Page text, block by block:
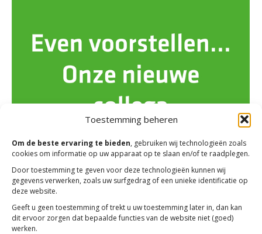
Toestemming beheren
Om de beste ervaring te bieden, gebruiken wij technologieën zoals
cookies om informatie op uw apparaat op te slaan en/of te raadplegen.
Door toestemming te geven voor deze technologieën kunnen wij
gegevens verwerken, zoals uw surfgedrag of een unieke identificatie op
deze website.
Geeft u geen toestemming of trekt u uw toestemming later in, dan kan
dit ervoor zorgen dat bepaalde functies van de website niet (goed)
werken.
Nieuwe buitendienstmedewerker
Actueel DoorJolanda Heldoorn 17 januari 2022